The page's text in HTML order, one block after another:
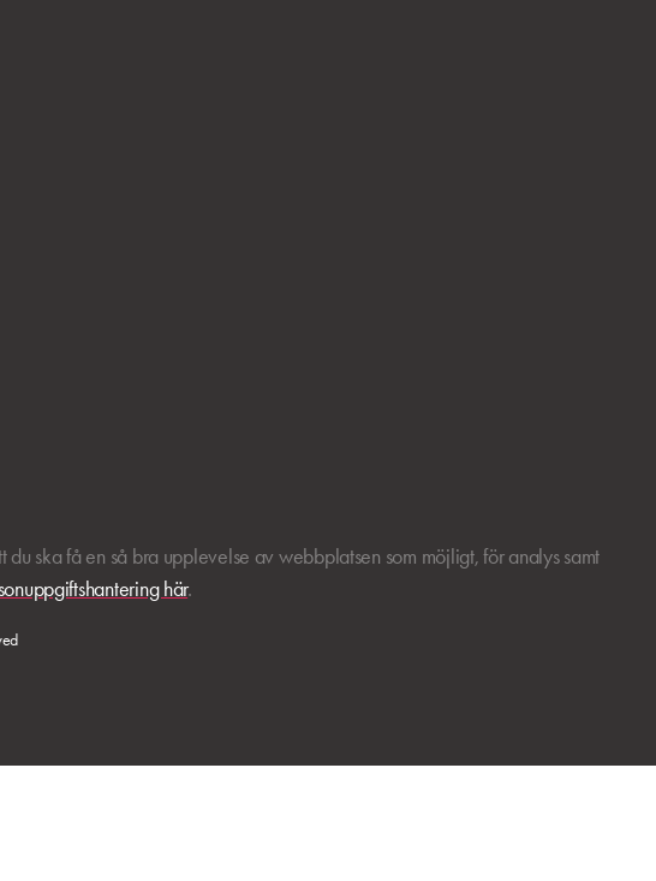
ska få en så bra upplevelse av webbplatsen som möjligt, för analys samt
här.